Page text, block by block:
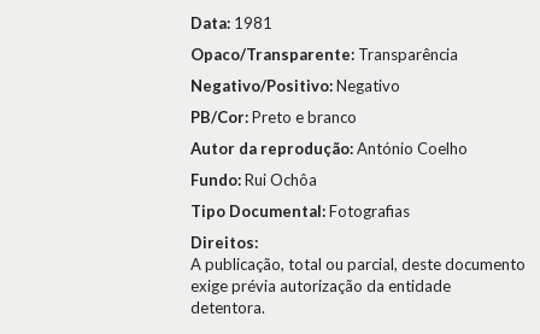
Data: 1981
Opaco/Transparente: Transparência
Negativo/Positivo:Negativo
PB/Cor:Preto e branco
Autor da reprodução:António Coelho
Fundo:Rui Ochôa
Tipo Documental:Fotografias
Direitos:
A publicação, total ou parcial, deste documento
exige prévia autorização da entidade
detentora.